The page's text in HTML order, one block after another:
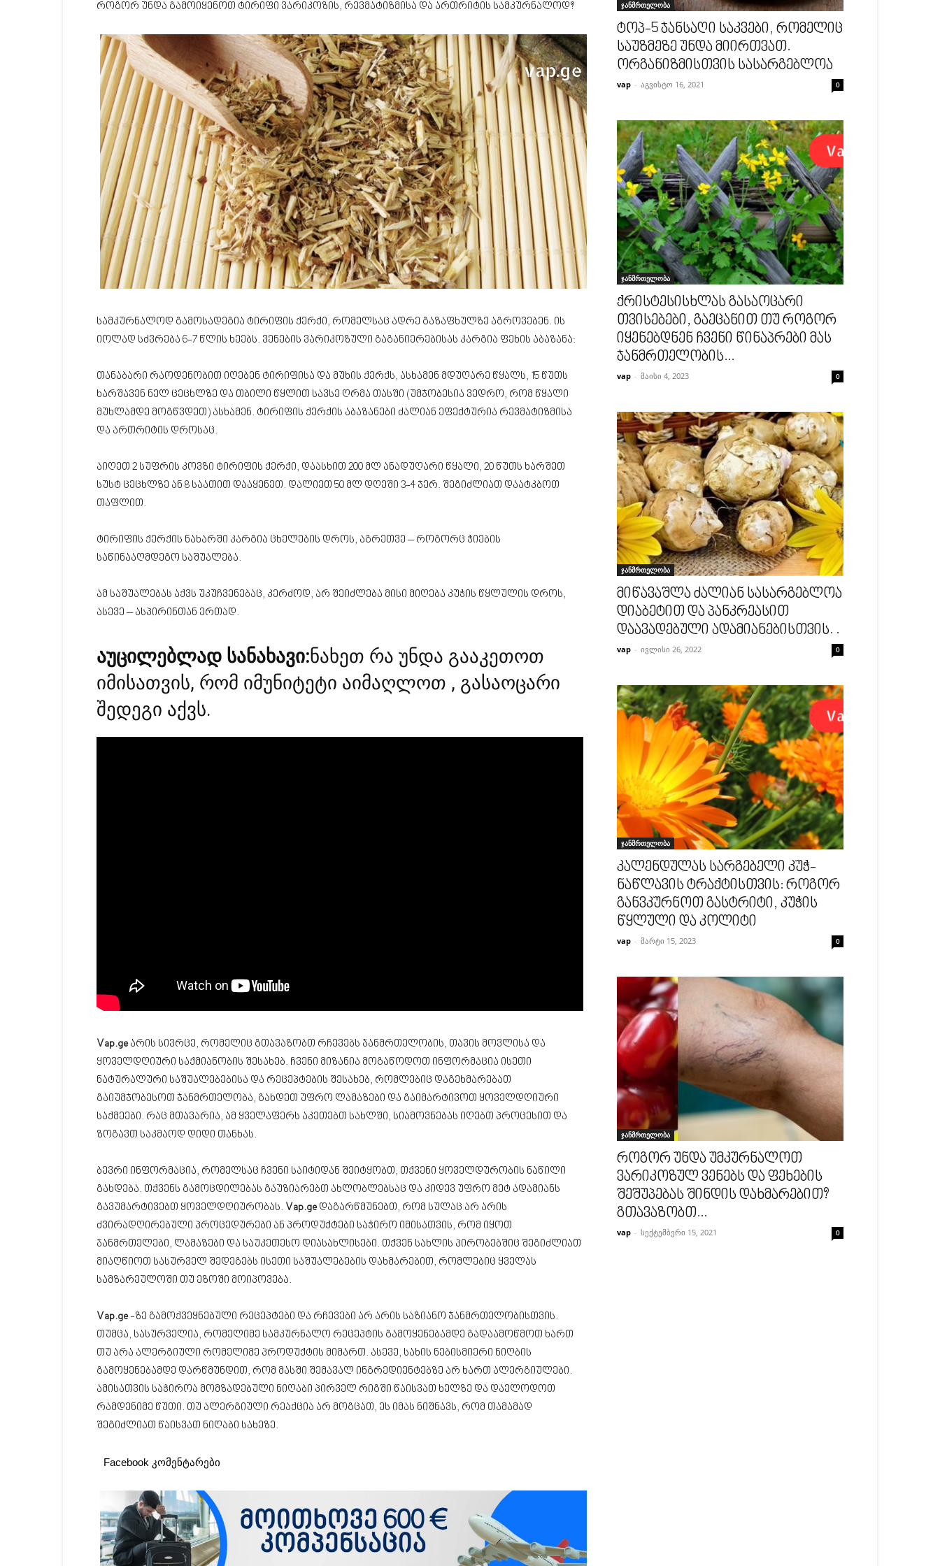
როგორ უნდა გამოიყენოთ ტირიფი ვარიკოზის, რევმატიზმისა და ართრიტის სამკურნალოდ?
სამკურნალოდ გამოსადეგია ტირიფის ქერქი, რომელსაც ადრე გაზაფხულზე აგროვებენ. ის
იოლად სძვრება 6-7 წლის ხეებს. ვენების ვარიკოზული გაგანიერებისას კარგია ფეხის აბაზანა:
თანაბარი რაოდენობით იღებენ ტირიფისა და მუხის ქერქს, ასხამენ მდუღარე წყალს, 15 წუთს
ხარშავენ ნელ ცეცხლზე და თბილი წყლით სავსე ღრმა თასში (უმჯობესია ვედრო, რომ წყალი
მუხლამდე მოგწვდეთ) ასხამენ. ტირიფის ქერქის აბაზანები ძალიან ეფექტურია რევმატიზმისა
და ართრიტის დროსაც.
აიღეთ 2 სუფრის კოვზი ტირიფის ქერქი, დაასხით 200 მლ ანადუღარი წყალი, 20 წუთს ხარშეთ
სუსტ ცეცხლზე ან 8 საათით დააყენეთ. დალიეთ 50 მლ დღეში 3-4 ჯერ. შეგიძლიათ დაატკბოთ
თაფლით.
ტირიფის ქერქის ნახარში კარგია ცხელების დროს, აგრეთვე – როგორც ჭიების
საწინააღმდეგო საშუალება.
ამ საშუალებას აქვს უკუჩვენებაც, კერძოდ, არ შეიძლება მისი მიღება კუჭის წყლულის დროს,
ასევე – ასპირინთან ერთად.
აუცილებლად სანახავი:ნახეთ რა უნდა გააკეთოთ
იმისათვის, რომ იმუნიტეტი აიმაღლოთ , გასაოცარი
შედეგი აქვს.
Vap.geარის სივრცე, რომელიც გთავაზობთ რჩევებს ჯანმრთელობის, თავის მოვლისა და
ყოველდღიური საქმიანობის შესახებ. ჩვენი მიზანია მოგაწოდოთ ინფორმაცია ისეთი
ნატურალური საშუალებებისა და რეცეპტების შესახებ, რომლებიც დაგეხმარებათ
გაიუმჯობესოთ ჯანმრთელობა, გახდეთ უფრო ლამაზები და გაიმარტივოთ ყოველდღიური
საქმეები. რაც მთავარია, ამ ყველაფერს აკეთებთ სახლში, სიამოვნებას იღებთ პროცესით და
ზოგავთ საკმაოდ დიდი თანხას.
ბევრი ინფორმაცია, რომელსაც ჩვენი საიტიდან შეიტყობთ, თქვენი ყოველდურობის ნაწილი
გახდება. თქვენს გამოცდილებას გაუზიარებთ ახლობლებსაც და კიდევ უფრო მეტ ადამიანს
გავუმარტივებთ ყოველდღიურობას. Vap.geდაგარწმუნებთ, რომ სულაც არ არის
ძვირადღირებული პროცედურები ან პროდუქტები საჭირო იმისათვის, რომ იყოთ
ჯანმრთელები, ლამაზები და საუკეთესო დიასახლისები. თქვენ სახლის პირობებშიც შეგიძლიათ
მიაღწიოთ სასურველ შედეგებს ისეთი საშუალებების დახმარებით, რომლებიც ყველას
სამზარეულოში თუ ეზოში მოიპოვება.
Vap.ge-ზე გამოქვეყნებული რეცეპტები და რჩევები არ არის საზიანო ჯანმრთელობისთვის.
თუმცა, სასურველია, რომელიმე სამკურნალო რეცეპტის გამოყენებამდე გადაამოწმოთ ხართ
თუ არა ალერგიული რომელიმე პროდუქტის მიმართ. ასევე, სახის ნებისმიერი ნიღბის
გამოყენებამდე დარწმუნდით, რომ მასში შემავალ ინგრედიენტებზე არ ხართ ალერგიულები.
ამისათვის საჭიროა მომზადებული ნიღაბი პირველ რიგში წაისვათ ხელზე და დაელოდოთ
რამდენიმე წუთი. თუ ალერგიული რეაქცია არ მოგცათ, ეს იმას ნიშნავს, რომ თამამად
შეგიძლიათ წაისვათ ნიღაბი სახეზე.
Facebook კომენტარები
ჯანმრთელობა
ტოპ-5 ჯანსაღი საკვები, რომელიც
საუზმეზე უნდა მიირთვათ.
ორგანიზმისთვის სასარგებლოა
vap - აგვისტო 16, 2021 0
ჯანმრთელობა
ქრისტესისხლას გასაოცარი
თვისებები, გაეცანით თუ როგორ
იყენებდნენ ჩვენი წინაპრები მას
ჯანმრთელობის...
vap - მაისი 4, 2023 0
ჯანმრთელობა
მიწავაშლა ძალიან სასარგებლოა
დიაბეტით და პანკრეასით
დაავადებული ადამიანებისთვის. .
vap - ივლისი 26, 2022 0
ჯანმრთელობა
კალენდულას სარგებელი კუჭ-
ნაწლავის ტრაქტისთვის: როგორ
განვკურნოთ გასტრიტი, კუჭის
წყლული და კოლიტი
vap - მარტი 15, 2023 0
ჯანმრთელობა
როგორ უნდა უმკურნალოთ
ვარიკოზულ ვენებს და ფეხების
შეშუპებას შინდის დახმარებით?
გთავაზობთ...
vap - სექტემბერი 15, 2021 0